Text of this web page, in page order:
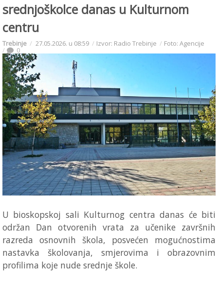
srednjoškolce danas u Kulturnom
centru
Trebinje 27.05.2026. u 08:59 Izvor: Radio Trebinje Foto: Agencije
0
U bioskopskoj sali Kulturnog centra danas će biti
održan Dan otvorenih vrata za učenike završnih
razreda osnovnih škola, posvećen mogućnostima
nastavka školovanja, smjerovima i obrazovnim
profilima koje nude srednje škole.